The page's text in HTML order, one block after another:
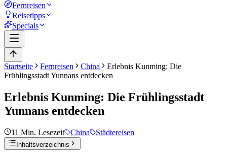
Fernreisen
Reisetipps
Specials
Startseite Fernreisen China
Erlebnis Kunming: Die
Frühlingsstadt Yunnans entdecken
Erlebnis Kunming: Die Frühlingsstadt
Yunnans entdecken
11 Min. Lesezeit China Städtereisen
Inhaltsverzeichnis